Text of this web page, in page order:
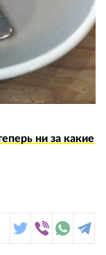
ни за какие